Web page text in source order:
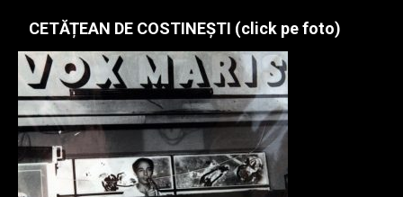
CETĂȚEAN DE COSTINEȘTI (click pe foto)